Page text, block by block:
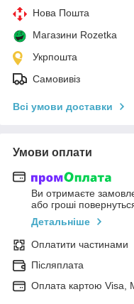
Нова Пошта
Магазини Rozetka
Укрпошта
Самовивіз
Всі умови доставки
Умови оплати
Ви отримаєте
або гроші
Детальніше
Оплатити частинами
Післяплата
Оплата картою Visa,